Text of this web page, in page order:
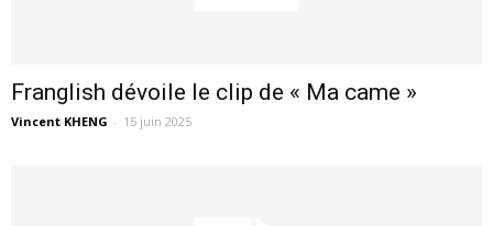
Franglish dévoile le clip de « Ma came »
Vincent KHENG - 15 juin 2025